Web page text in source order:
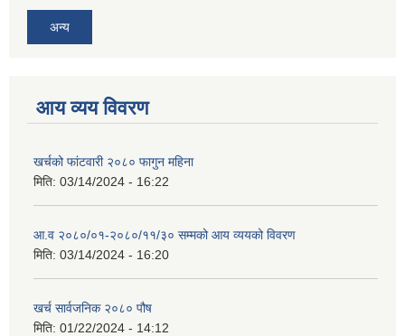
अन्य
आय व्यय विवरण
खर्चको फांटवारी २०८० फागुन महिना
मिति: 03/14/2024 - 16:22
आ.व २०८०/०१-२०८०/११/३० सम्मको आय व्ययको विवरण
मिति: 03/14/2024 - 16:20
खर्च सार्वजनिक २०८० पौष
मिति: 01/22/2024 - 14:12